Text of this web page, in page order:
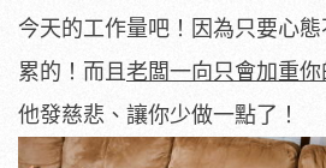
今天的工作量吧！因為只要心
累的！而且 老闆一向只會加重
他發慈悲、讓你少做一點了！